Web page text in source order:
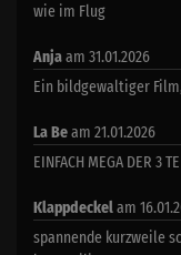
wie im Flug
Anjaam 31.01.2026
Ein bildgewaltiger
La Beam 21.01.2026
EINFACH MEGA DER 3
Klappdeckelam
spannende kurzweile